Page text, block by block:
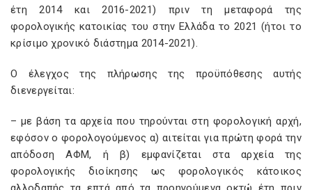
έτη 2014 και 2016-2021) πριν τη μεταφορά της
φορολογικής κατοικίας του στην Ελλάδα το 2021 (ήτοι το
κρίσιμο χρονικό διάστημα 2014-2021).
Ο έλεγχος της πλήρωσης της προϋπόθεσης αυτής
διενεργείται:
– με βάση τα αρχεία που τηρούνται στη φορολογική αρχή,
εφόσον ο φορολογούμενος α) αιτείται για πρώτη φορά την
απόδοση ΑΦΜ, ή β) εμφανίζεται στα αρχεία της
φορολογικής διοίκησης ως φορολογικός κάτοικος